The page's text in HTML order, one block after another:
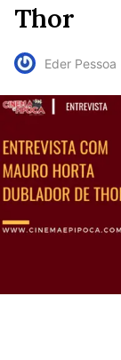
Thor
Eder Pessoa